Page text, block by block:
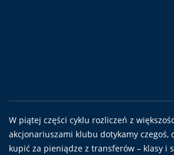
W piątej części cyklu rozliczeń z
akcjonariuszami klubu dotykamy czegoś,
kupić za pieniądze z transferów – klasy i